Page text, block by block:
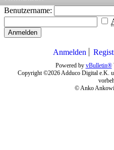
Benutzername:
Anmelden
Anmelden
Powered by vBulletin®
Copyright ©2026 Adduco Digital e.K.
© Anko